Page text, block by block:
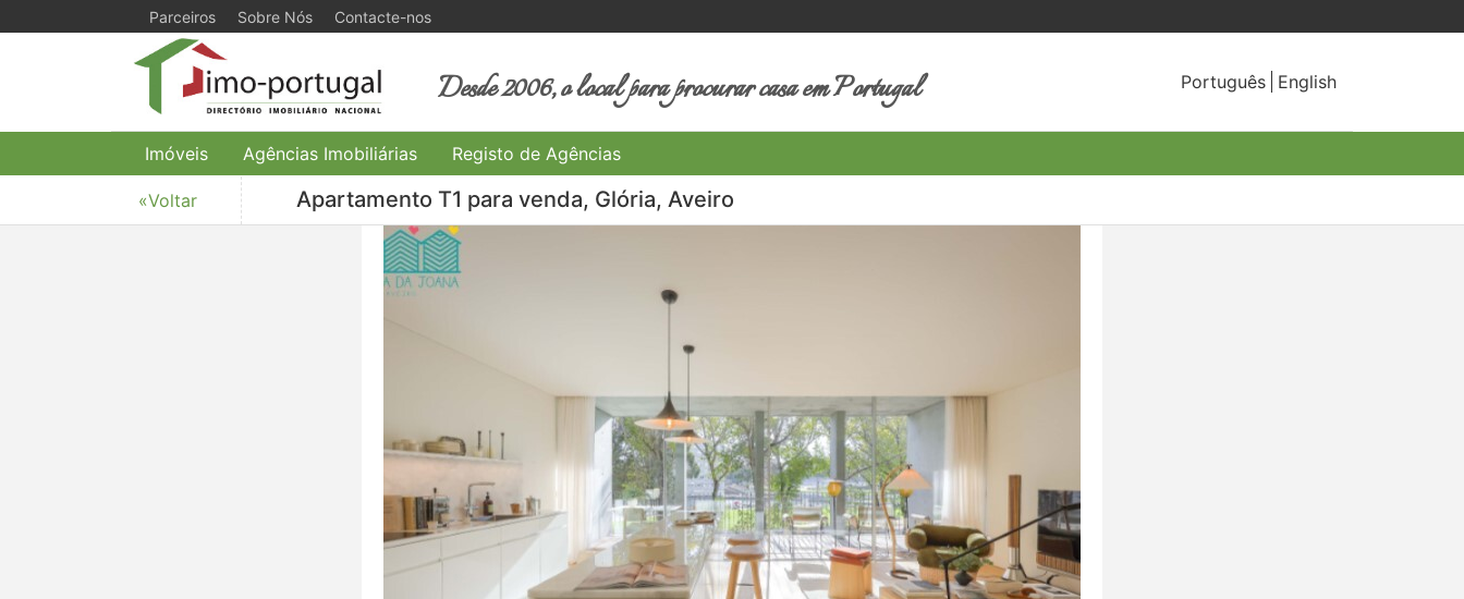
Parceiros Sobre Nós Contacte-nos
Desde 2006, o local para procurar casa em Portugal Português English
Imóveis Agências Imobiliárias Registo de Agências
«Voltar Apartamento T1 para venda, Glória, Aveiro